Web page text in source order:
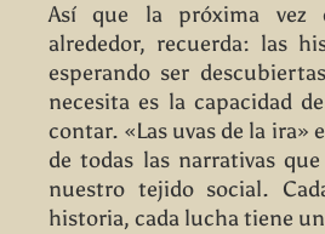
Así que la próxima
alrededor, recuerda: las
esperando ser
necesita es la capacidad
contar. «Las uvas de la ira»
de todas las narrativas
nuestro tejido social.
historia, cada lucha tiene